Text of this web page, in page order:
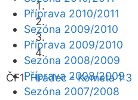
ČF1:Hradec - Kometa 1:3
Příprava 2010/2011
Sezóna 2009/2010
Příprava 2009/2010
Sezóna 2008/2009
Příprava 2008/2009
Sezóna 2007/2008